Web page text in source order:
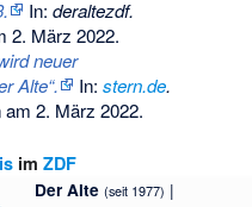
In:deraltezdf.
2. März 2022.
neuer
Alte“.
In:stern.de.
am 2. März 2022.
im ZDF
Der Alte (seit 1977) |